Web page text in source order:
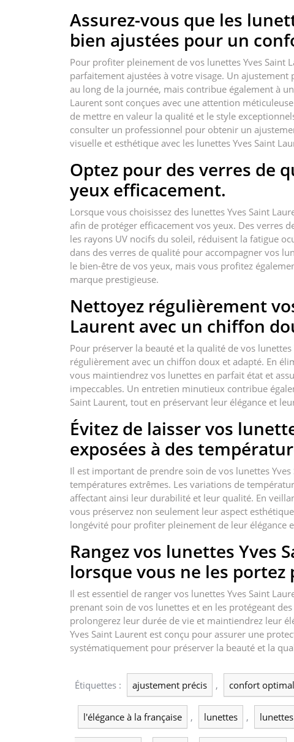
Assurez-vous que les
bien ajustées pour un
Pour profiter pleinement de vos lunettes Yves Saint
parfaitement ajustées à votre visage. Un
au long de la journée, mais contribue également à
Laurent sont conçues avec une attention
de mettre en valeur la qualité et le style
consulter un professionnel pour obtenir un
visuelle et esthétique avec les lunettes Yves Saint
Optez pour des verres de
yeux efficacement.
Lorsque vous choisissez des lunettes Yves Saint
afin de protéger efficacement vos yeux. Des verres
les rayons UV nocifs du soleil, réduisent la fatigue
dans des verres de qualité pour accompagner vos
le bien-être de vos yeux, mais vous profitez
marque prestigieuse.
Nettoyez régulièrement
Laurent avec un chiffon
Pour préserver la beauté et la qualité de vos
régulièrement avec un chiffon doux et adapté. En
vous maintiendrez vos lunettes en parfait état et
impeccables. Un entretien minutieux contribue
Saint Laurent, tout en préservant leur élégance et
Évitez de laisser vos
exposées à des
Il est important de prendre soin de vos lunettes
températures extrêmes. Les variations de
affectant ainsi leur durabilité et leur qualité. En
vous préservez non seulement leur aspect
longévité pour profiter pleinement de leur élégance
Rangez vos lunettes Yves
lorsque vous ne les portez
Il est essentiel de ranger vos lunettes Yves Saint
prenant soin de vos lunettes et en les protégeant
prolongerez leur durée de vie et maintiendrez leur
Yves Saint Laurent est conçu pour assurer une
systématiquement pour préserver la beauté et la
Étiquettes : ajustement précis , confort optimal
l'élégance à la française , lunettes ,